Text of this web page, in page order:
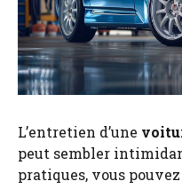
L’entretien d’une
peut sembler
pratiques, vous